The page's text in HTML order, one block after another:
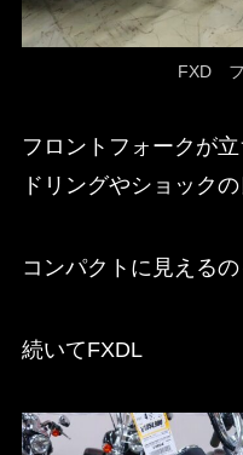
FXD フ
フロントフォークが
ドリングやショック
コンパクトに見えるの
続いてFXDL